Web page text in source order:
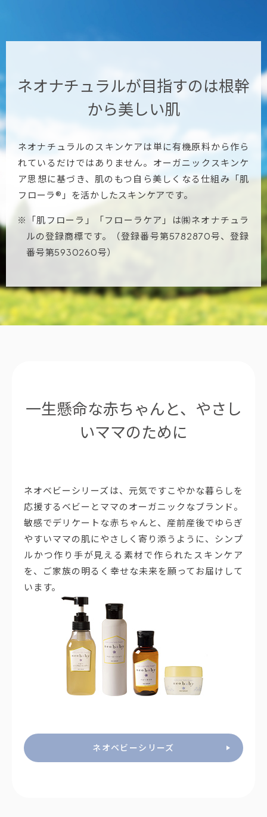
ネオナチュラルが目指すのは根幹
から美しい肌
ネオナチュラルのスキンケアは単に有機原料から作ら
れているだけではありません。オーガニックスキンケ
ア思想に基づき、肌のもつ自ら美しくなる仕組み「肌
フローラ®」を活かしたスキンケアです。
※「肌フローラ」「フローラケア」は㈱ネオナチュラ
ルの登録商標です。（登録番号第5782870号、登録
番号第5930260号）
一生懸命な赤ちゃんと、やさし
いママのために
ネオベビーシリーズは、元気ですこやかな暮らしを
応援するベビーとママのオーガニックなブランド。
敏感でデリケートな赤ちゃんと、産前産後でゆらぎ
やすいママの肌にやさしく寄り添うように、シンプ
ルかつ作り手が見える素材で作られたスキンケア
を、ご家族の明るく幸せな未来を願ってお届けして
います。
ネオベビーシリーズ